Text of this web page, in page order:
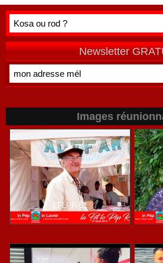
deuxième
division
Newsletter
Images
LFLPR-51